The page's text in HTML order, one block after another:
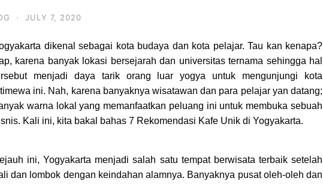
· JULY 7, 2020
dikenal sebagai kota budaya dan kota pelajar. Tau kan kenapa?
karena banyak lokasi bersejarah dan universitas ternama sehingga hal
menjadi daya tarik orang luar yogya untuk mengunjungi kota
ini. Nah, karena banyaknya wisatawan dan para pelajar yan datang;
warna lokal yang memanfaatkan peluang ini untuk membuka sebuah
Kali ini, kita bakal bahas 7 Rekomendasi Kafe Unik di Yogyakarta.
ini, Yogyakarta menjadi salah satu tempat berwisata terbaik setelah
dan lombok dengan keindahan alamnya. Banyaknya pusat oleh-oleh dan